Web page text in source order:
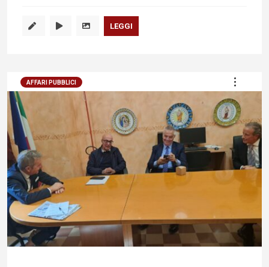
LEGGI
AFFARI PUBBLICI